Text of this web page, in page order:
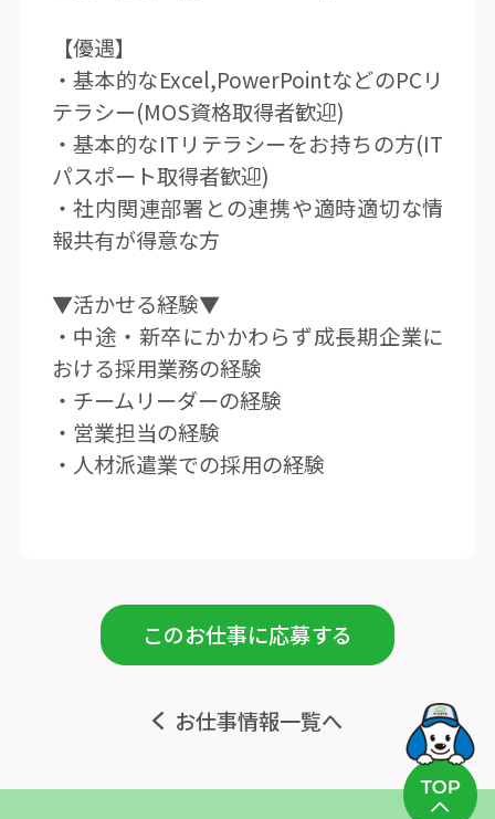
【優遇】
・基本的なExcel,PowerPointなどのPCリ
テラシー(MOS資格取得者歓迎)
・基本的なITリテラシーをお持ちの方(IT
パスポート取得者歓迎)
・社内関連部署との連携や適時適切な情
報共有が得意な方
▼活かせる経験▼
・中途・新卒にかかわらず成長期企業に
おける採用業務の経験
・チームリーダーの経験
・営業担当の経験
・人材派遣業での採用の経験
お仕事情報一覧へ
このお仕事に応募する